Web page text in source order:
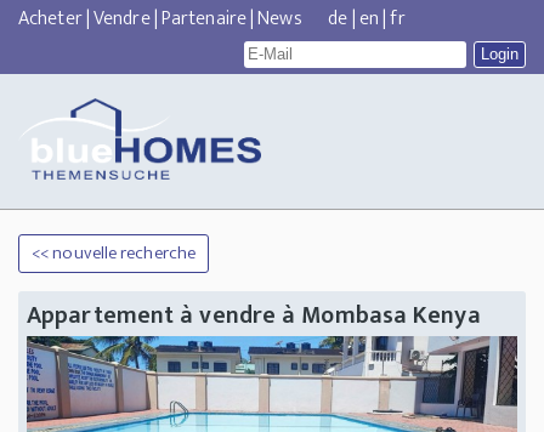
Acheter|Vendre|Partenaire|News de|en|fr
<< nouvelle recherche
Appartement à vendre à Mombasa Kenya